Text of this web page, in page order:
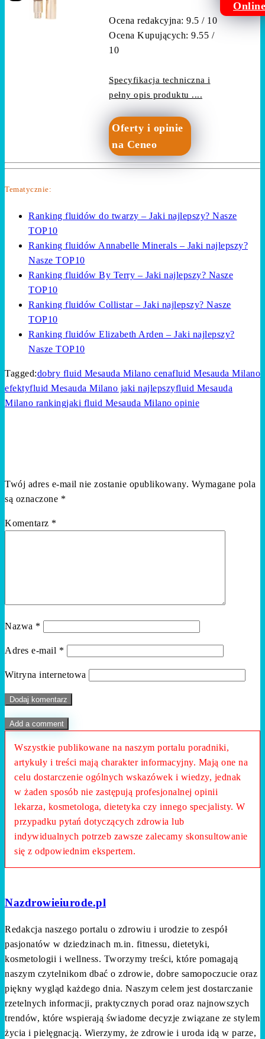
Ocena redakcyjna: 9.5 / 10
Ocena Kupujących: 9.55 /
10
Specyfikacja techniczna i
pełny opis produktu ....
Oferty i opinie
na Ceneo
Online
Tematycznie:
Ranking fluidów do twarzy – Jaki najlepszy? Nasze
TOP10
Ranking fluidów Annabelle Minerals – Jaki najlepszy?
Nasze TOP10
Ranking fluidów By Terry – Jaki najlepszy? Nasze
TOP10
Ranking fluidów Collistar – Jaki najlepszy? Nasze
TOP10
Ranking fluidów Elizabeth Arden – Jaki najlepszy?
Nasze TOP10
Tagged:dobry fluid Mesauda Milano cenafluid Mesauda Milano
efektyfluid Mesauda Milano jaki najlepszyfluid Mesauda
Milano rankingjaki fluid Mesauda Milano opinie
Twój adres e-mail nie zostanie opublikowany. Wymagane pola
są oznaczone *
Komentarz *
Nazwa *
Adres e-mail *
Witryna internetowa
Add a comment
Wszystkie publikowane na naszym portalu poradniki,
artykuły i treści mają charakter informacyjny. Mają one na
celu dostarczenie ogólnych wskazówek i wiedzy, jednak
w żaden sposób nie zastępują profesjonalnej opinii
lekarza, kosmetologa, dietetyka czy innego specjalisty. W
przypadku pytań dotyczących zdrowia lub
indywidualnych potrzeb zawsze zalecamy skonsultowanie
się z odpowiednim ekspertem.
Nazdrowieiurode.pl
Redakcja naszego portalu o zdrowiu i urodzie to zespół
pasjonatów w dziedzinach m.in. fitnessu, dietetyki,
kosmetologii i wellness. Tworzymy treści, które pomagają
naszym czytelnikom dbać o zdrowie, dobre samopoczucie oraz
piękny wygląd każdego dnia. Naszym celem jest dostarczanie
rzetelnych informacji, praktycznych porad oraz najnowszych
trendów, które wspierają świadome decyzje związane ze stylem
życia i pielęgnacją. Wierzymy, że zdrowie i uroda idą w parze,